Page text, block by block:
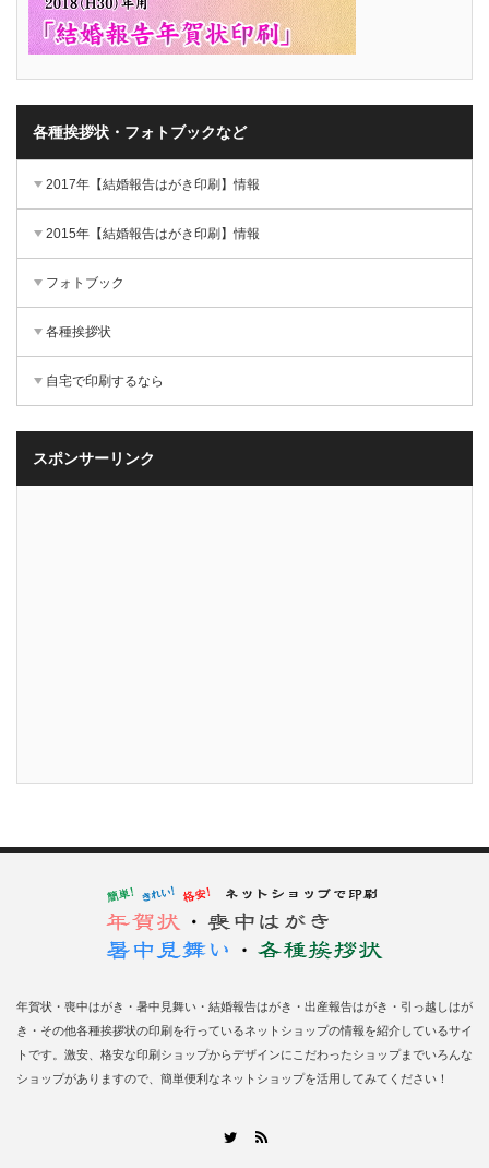
各種挨拶状・フォトブックなど
2017年【結婚報告はがき印刷】情報
2015年【結婚報告はがき印刷】情報
フォトブック
各種挨拶状
自宅で印刷するなら
スポンサーリンク
年賀状・喪中はがき・暑中見舞い・結婚報告はがき・出産報告はがき・引っ越しはが
き・その他各種挨拶状の印刷を行っているネットショップの情報を紹介しているサイ
トです。激安、格安な印刷ショップからデザインにこだわったショップまでいろんな
ショップがありますので、簡単便利なネットショップを活用してみてください！
Twitter